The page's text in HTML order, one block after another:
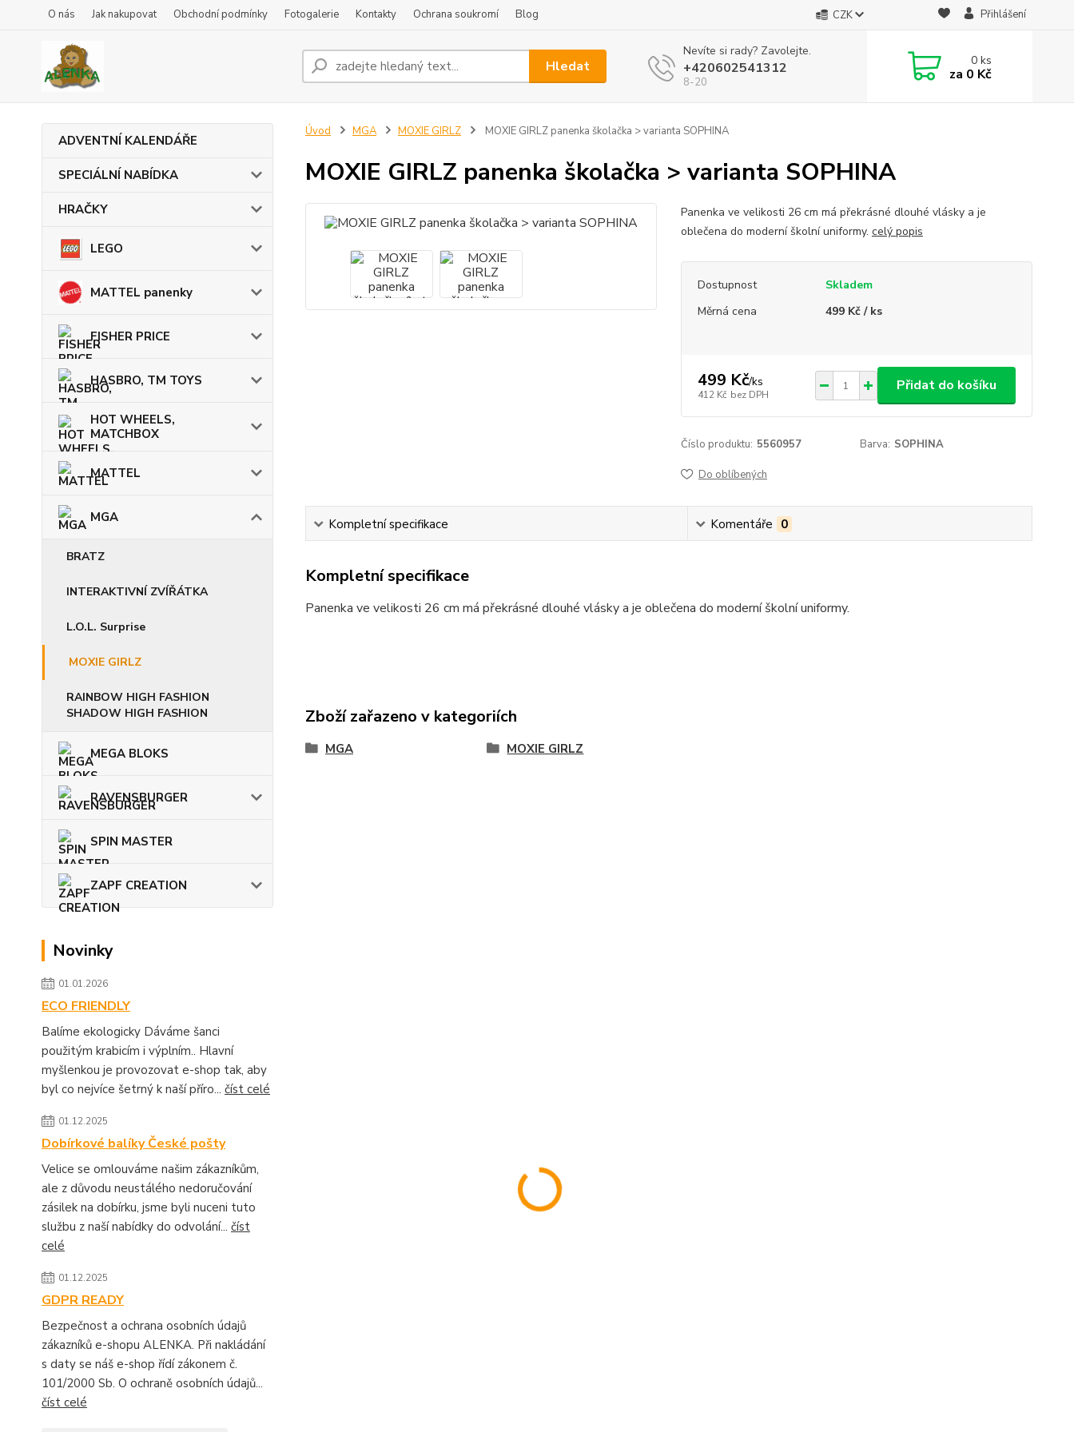
O nás Jak nakupovat Obchodní podmínky Fotogalerie Kontakty Ochrana soukromí Blog CZK Přihlášení
Hledat
Nevíte si rady? Zavolejte.
+420602541312
8-20
0ks
za 0 Kč
ADVENTNÍ KALENDÁŘE
SPECIÁLNÍ NABÍDKA
HRAČKY
LEGO
MATTEL panenky
FISHER PRICE
HASBRO, TM TOYS
HOT WHEELS,
MATCHBOX
MATTEL
MGA
BRATZ
INTERAKTIVNÍ ZVÍŘÁTKA
L.O.L. Surprise
MOXIE GIRLZ
RAINBOW HIGH FASHION
SHADOW HIGH FASHION
MEGA BLOKS
RAVENSBURGER
SPIN MASTER
ZAPF CREATION
Novinky
01.01.2026
ECO FRIENDLY
Balíme ekologicky Dáváme šanci
použitým krabicím i výplním.. Hlavní
myšlenkou je provozovat e-shop tak, aby
byl co nejvíce šetrný k naší příro... číst celé
01.12.2025
Dobírkové balíky České pošty
Velice se omlouváme našim zákazníkům,
ale z důvodu neustálého nedoručování
zásilek na dobírku, jsme byli nuceni tuto
službu z naší nabídky do odvolání... číst
celé
01.12.2025
GDPR READY
Bezpečnost a ochrana osobních údajů
zákazníků e-shopu ALENKA. Při nakládání
s daty se náš e-shop řídí zákonem č.
101/2000 Sb. O ochraně osobních údajů...
číst celé
Úvod MGA MOXIE GIRLZ MOXIE GIRLZ panenka školačka > varianta SOPHINA
MOXIE GIRLZ panenka školačka > varianta SOPHINA
Panenka ve velikosti 26 cm má překrásné dlouhé vlásky a je
oblečena do moderní školní uniformy. celý popis
Dostupnost
Skladem
Měrná cena
499 Kč / ks
499 Kč/ks
412 Kč bez DPH
Přidat do košíku
Číslo produktu: 5560957 Barva: SOPHINA
Do oblíbených
Kompletní specifikace Komentáře 0
Kompletní specifikace
Panenka ve velikosti 26 cm má překrásné dlouhé vlásky a je oblečena do moderní školní uniformy.
Zboží zařazeno v kategoriích
MGA MOXIE GIRLZ